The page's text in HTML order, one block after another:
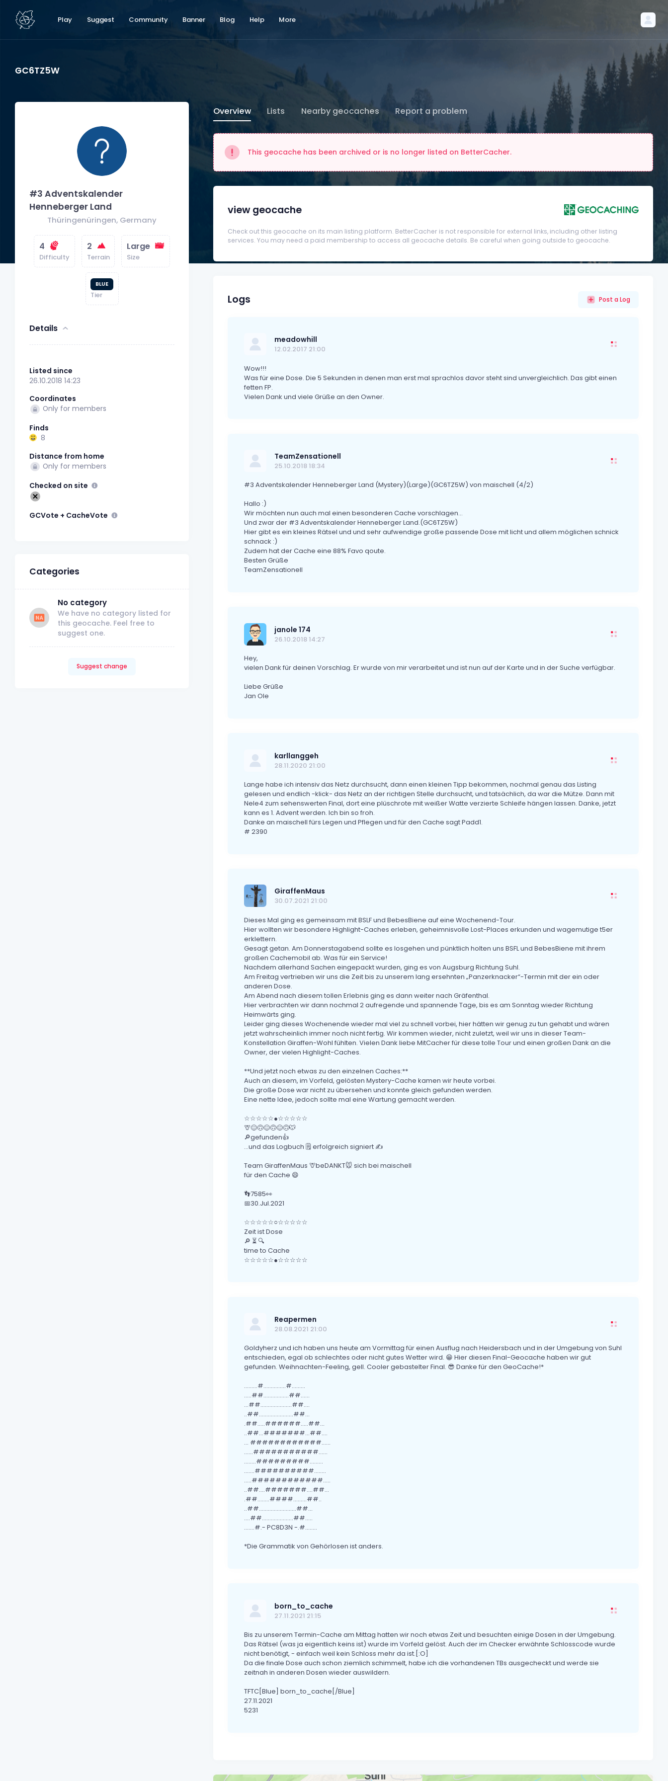
Play Suggest Community Banner Blog Help More
GC6TZ5W
#3 Adventskalender
Henneberger Land
Thüringenüringen, Germany
4
Difficulty
2
Terrain
Large
Size
BLUE
Tier
Details
Listed since
26.10.2018 14:23
Coordinates
Only for members
Finds
8
Distance from home
Only for members
Checked on site
GCVote + CacheVote
Categories
No category
We have no category listed for
this geocache. Feel free to
suggest one.
Suggest change
Overview Lists Nearby geocaches Report a problem
This geocache has been archived or is no longer listed on BetterCacher.
view geocache
Check out this geocache on its main listing platform. BetterCacher is not responsible for external links, including other listing
services. You may need a paid membership to access all geocache details. Be careful when going outside to geocache.
Logs Post a Log
meadowhill
12.02.2017 21:00
Wow!!!
Was für eine Dose. Die 5 Sekunden in denen man erst mal sprachlos davor steht sind unvergleichlich. Das gibt einen
fetten FP.
Vielen Dank und viele Grüße an den Owner.
TeamZensationell
25.10.2018 18:34
#3 Adventskalender Henneberger Land (Mystery)(Large)(GC6TZ5W) von maischell (4/2)
Hallo :)
Wir möchten nun auch mal einen besonderen Cache vorschlagen...
Und zwar der #3 Adventskalender Henneberger Land.(GC6TZ5W)
Hier gibt es ein kleines Rätsel und und sehr aufwendige große passende Dose mit licht und allem möglichen schnick
schnack :)
Zudem hat der Cache eine 88% Favo qoute.
Besten Grüße
TeamZensationell
janole 174
26.10.2018 14:27
Hey,
vielen Dank für deinen Vorschlag. Er wurde von mir verarbeitet und ist nun auf der Karte und in der Suche verfügbar.
Liebe Grüße
Jan Ole
karllanggeh
28.11.2020 21:00
Lange habe ich intensiv das Netz durchsucht, dann einen kleinen Tipp bekommen, nochmal genau das Listing
gelesen und endlich -klick- das Netz an der richtigen Stelle durchsucht, und tatsächlich, da war die Mütze. Dann mit
Nele4 zum sehenswerten Final, dort eine plüschrote mit weißer Watte verzierte Schleife hängen lassen. Danke, jetzt
kann es 1. Advent werden. Ich bin so froh.
Danke an maischell fürs Legen und Pflegen und für den Cache sagt Padd1.
# 2390
GiraffenMaus
30.07.2021 21:00
Dieses Mal ging es gemeinsam mit BSLF und BebesBiene auf eine Wochenend-Tour.
Hier wollten wir besondere Highlight-Caches erleben, geheimnisvolle Lost-Places erkunden und wagemutige t5er
erklettern.
Gesagt getan. Am Donnerstagabend sollte es losgehen und pünktlich holten uns BSFL und BebesBiene mit ihrem
großen Cachemobil ab. Was für ein Service!
Nachdem allerhand Sachen eingepackt wurden, ging es von Augsburg Richtung Suhl.
Am Freitag vertrieben wir uns die Zeit bis zu unserem lang ersehnten „Panzerknacker“-Termin mit der ein oder
anderen Dose.
Am Abend nach diesem tollen Erlebnis ging es dann weiter nach Gräfenthal.
Hier verbrachten wir dann nochmal 2 aufregende und spannende Tage, bis es am Sonntag wieder Richtung
Heimwärts ging.
Leider ging dieses Wochenende wieder mal viel zu schnell vorbei, hier hätten wir genug zu tun gehabt und wären
jetzt wahrscheinlich immer noch nicht fertig. Wir kommen wieder, nicht zuletzt, weil wir uns in dieser Team-
Konstellation Giraffen-Wohl fühlten. Vielen Dank liebe MitCacher für diese tolle Tour und einen großen Dank an die
Owner, der vielen Highlight-Caches.
**Und jetzt noch etwas zu den einzelnen Caches:**
Auch an diesem, im Vorfeld, gelösten Mystery-Cache kamen wir heute vorbei.
Die große Dose war nicht zu übersehen und konnte gleich gefunden werden.
Eine nette Idee, jedoch sollte mal eine Wartung gemacht werden.
☆☆☆☆☆●☆☆☆☆☆
🦒😊🙃😊🙃😊🙃🐭
🔎gefunden👍
...und das Logbuch 🗒 erfolgreich signiert ✍
Team GiraffenMaus 🦒beDANKT🐭 sich bei maischell
für den Cache 😄
👣7585👀
📅30.Jul.2021
☆☆☆☆☆○☆☆☆☆☆
Zeit ist Dose
🔎 ⏳ 🔍
time to Cache
☆☆☆☆☆●☆☆☆☆☆
Reapermen
28.08.2021 21:00
Goldyherz und ich haben uns heute am Vormittag für einen Ausflug nach Heidersbach und in der Umgebung von Suhl
entschieden, egal ob schlechtes oder nicht gutes Wetter wird. 😁 Hier diesen Final-Geocache haben wir gut
gefunden. Weihnachten-Feeling, gell. Cooler gebastelter Final. 😎 Danke für den GeoCache!*
.........#...............#.........
.....##.................##......
...##.....................##....
..##.......................##...
.##.....######.....##...
..##...#######...##....
... ############......
......###########......
........#########.........
.......##########........
.....############.....
..##....#######....##...
.##........####.........##..
..##.........................##...
....##.....................##.....
…....#.- PC8D3N -.#........
*Die Grammatik von Gehörlosen ist anders.
born_to_cache
27.11.2021 21:15
Bis zu unserem Termin-Cache am Mittag hatten wir noch etwas Zeit und besuchten einige Dosen in der Umgebung.
Das Rätsel (was ja eigentlich keins ist) wurde im Vorfeld gelöst. Auch der im Checker erwähnte Schlosscode wurde
nicht benötigt, - einfach weil kein Schloss mehr da ist.[:O]
Da die finale Dose auch schon ziemlich schimmelt, habe ich die vorhandenen TBs ausgecheckt und werde sie
zeitnah in anderen Dosen wieder auswildern.
TFTC[Blue] born_to_cache[/Blue]
27.11.2021
5231